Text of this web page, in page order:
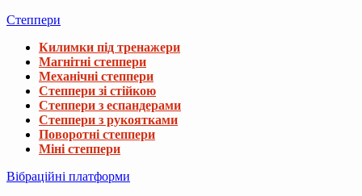
Степпери
Килимки під тренажери
Магнітні степпери
Механічні степпери
Степпери зі стійкою
Степпери з еспандерами
Степпери з рукоятками
Поворотні степпери
Міні степпери
Вібраційні платформи